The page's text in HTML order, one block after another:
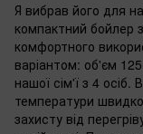
Я вибрав його для
компактний бойлер
комфортного
варіантом: об'єм
нашої сім'ї з 4 осіб.
температури
захисту від